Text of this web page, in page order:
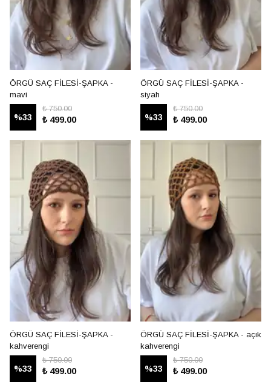
ÖRGÜ SAÇ FİLESİ-ŞAPKA -
mavi
%33
₺ 750.00
₺ 499.00
ÖRGÜ SAÇ FİLESİ-ŞAPKA -
siyah
%33
₺ 750.00
₺ 499.00
ÖRGÜ SAÇ FİLESİ-ŞAPKA -
kahverengi
%33
₺ 750.00
₺ 499.00
ÖRGÜ SAÇ FİLESİ-ŞAPKA - açık
kahverengi
%33
₺ 750.00
₺ 499.00